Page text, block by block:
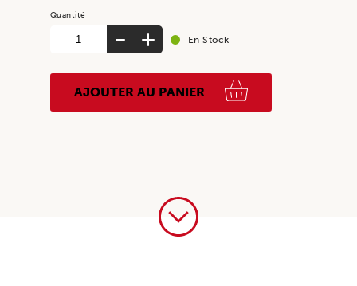
quantité
En Stock
AJOUTER AU PANIER